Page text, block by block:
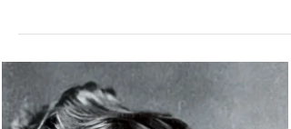
Nationale Bank van Belgien; Kuba: Banco
Nacional de Cuba oder Österreich:
Oesterreichische Nationalbank). Ägypten,
National Bank of Egypt: 5 Pounds von 1957